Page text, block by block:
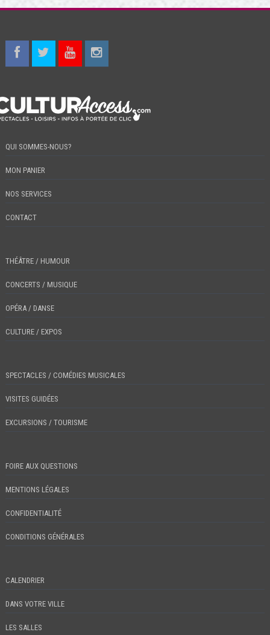
QUI SOMMES-NOUS?
MON PANIER
NOS SERVICES
CONTACT
THÉÂTRE / HUMOUR
CONCERTS / MUSIQUE
OPÉRA / DANSE
CULTURE / EXPOS
SPECTACLES / COMÉDIES MUSICALES
VISITES GUIDÉES
EXCURSIONS / TOURISME
FOIRE AUX QUESTIONS
MENTIONS LÉGALES
CONFIDENTIALITÉ
CONDITIONS GÉNÉRALES
CALENDRIER
DANS VOTRE VILLE
LES SALLES